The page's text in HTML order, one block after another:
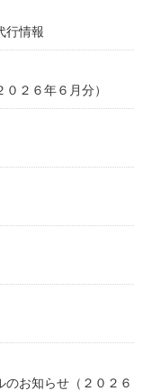
行情報
２６年６月分）
のお知らせ（２０２６